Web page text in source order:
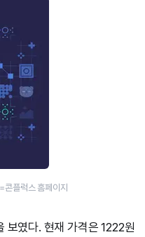
플럭스 홈페이지
였다. 현재 가격은 1222원